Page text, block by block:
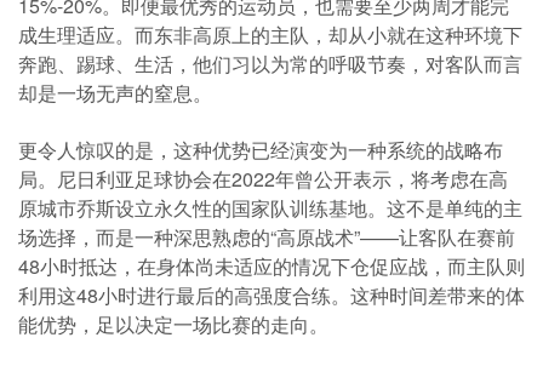
成生理适应。而东非高原上的主队，却从小就在这种环境下
奔跑、踢球、生活，他们习以为常的呼吸节奏，对客队而言
却是一场无声的窒息。
更令人惊叹的是，这种优势已经演变为一种系统的战略布
局。尼日利亚足球协会在2022年曾公开表示，将考虑在高
原城市乔斯设立永久性的国家队训练基地。这不是单纯的主
场选择，而是一种深思熟虑的“高原战术”——让客队在赛前
48小时抵达，在身体尚未适应的情况下仓促应战，而主队则
利用这48小时进行最后的高强度合练。这种时间差带来的体
能优势，足以决定一场比赛的走向。